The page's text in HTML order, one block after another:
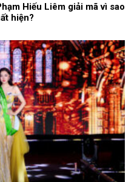
Hiếu Liêm giải mã vì sao
hiện?